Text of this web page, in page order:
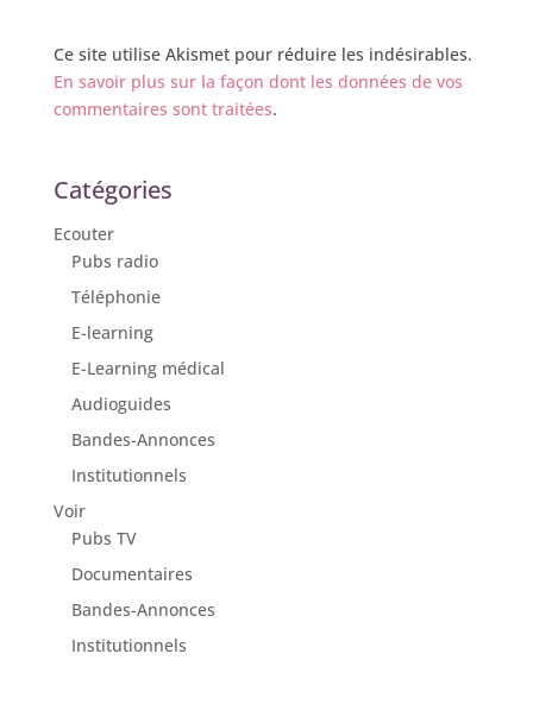
Ce site utilise Akismet pour réduire les indésirables.
En savoir plus sur la façon dont les données de vos
commentaires sont traitées.
Catégories
Ecouter
Pubs radio
Téléphonie
E-learning
E-Learning médical
Audioguides
Bandes-Annonces
Institutionnels
Voir
Pubs TV
Documentaires
Bandes-Annonces
Institutionnels